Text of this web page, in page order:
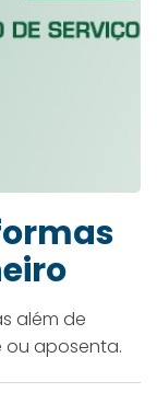
além de
aposenta.